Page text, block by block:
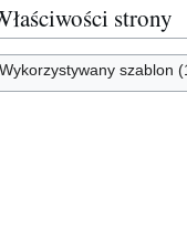
strony
Wykorzystywany szablon